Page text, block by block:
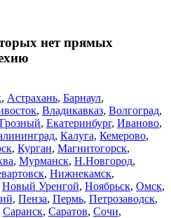
нет прямых
, Астрахань, Барнаул,
, Владикавказ, Волгоград,
Грозный, Екатеринбург, Иваново,
, Калуга, Кемерово,
, Курган, Магнитогорск,
, Мурманск, Н.Новгород,
, Нижнекамск,
Новый Уренгой, Ноябрьск, Омск,
, Пенза, Пермь, Петрозаводск,
Саранск, Саратов, Сочи,